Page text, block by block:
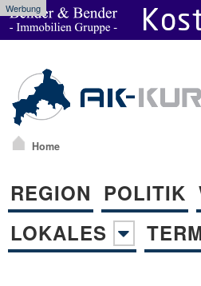
Werbung
Home
REGION POLITIK
LOKALES